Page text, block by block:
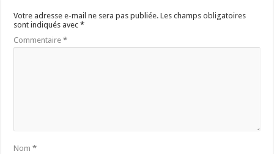
Votre adresse e-mail ne sera pas publiée. Les champs obligatoires
sont indiqués avec*
Commentaire*
Nom*